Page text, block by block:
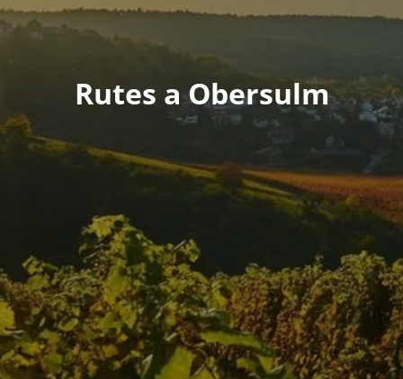
Rutes a Obersulm